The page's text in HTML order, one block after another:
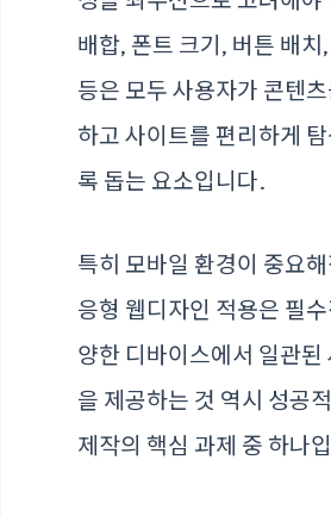
배합, 폰트 크기, 버튼 배치
등은 모두 사용자가 콘텐츠
하고 사이트를 편리하게
록 돕는 요소입니다.
특히 모바일 환경이 중요
응형 웹디자인 적용은 필
양한 디바이스에서 일관된
을 제공하는 것 역시 성공
제작의 핵심 과제 중 하나